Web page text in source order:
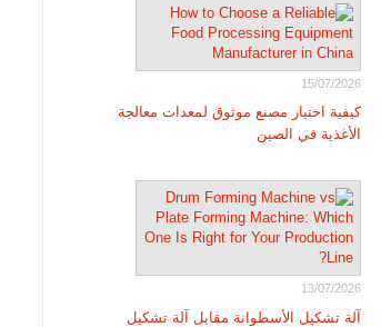
15/07/2026
كيفية اختيار مصنع موثوق لمعدات معالجة
الأغذية في الصين
13/07/2026
آلة تشكيل الأسطوانة مقابل آلة تشكيل